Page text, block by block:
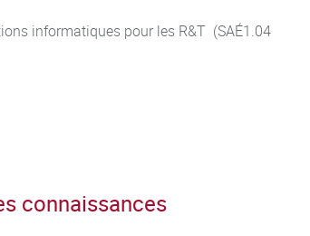
informatiques pour les R&T (SAÉ1.04
connaissances